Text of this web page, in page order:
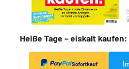
Heiße Tage – eiskalt
Sofortkauf